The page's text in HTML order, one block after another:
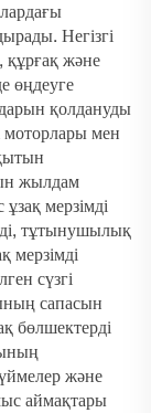
Негізгі
құрғақ және
өңдеуге
қолдануды
моторлары мен
жылдам
мерзімді
тұтынушылық
мерзімді
сүзгі
сапасын
бөлшектерді
және
аймақтары